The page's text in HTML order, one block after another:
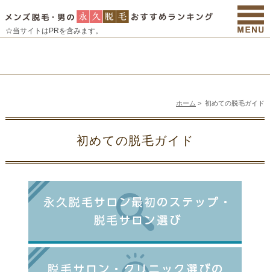
☆当サイトはPRを含みます。
ホーム > 初めての脱毛ガイド
初めての脱毛ガイド